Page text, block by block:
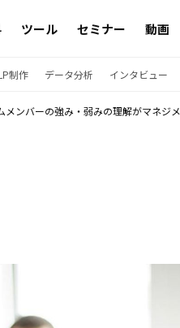
ツール セミナー 動画
制作 データ分析 インタビュー
メンバーの強み・弱みの理解がマネジ